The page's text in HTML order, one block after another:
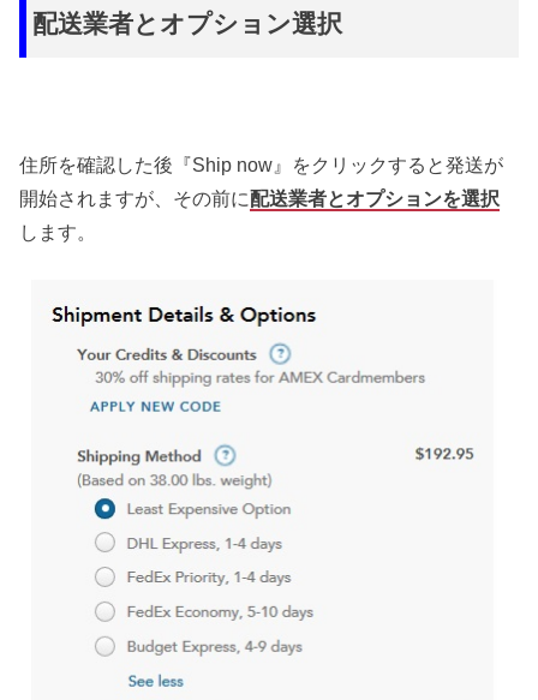
配送業者とオプション選択
住所を確認した後『Ship now』をクリックすると発送が
開始されますが、その前に配送業者とオプションを選択
します。